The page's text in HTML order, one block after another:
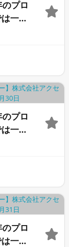
プロ
一生
プロ
一生
プロ
一生